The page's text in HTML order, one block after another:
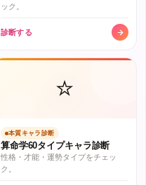
ック。
診断する
⭐
本質キャラ診断
算命学60タイプキャラ診断
性格・才能・運勢タイプをチェッ
ク。